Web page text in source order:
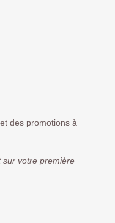
des promotions à
sur votre première